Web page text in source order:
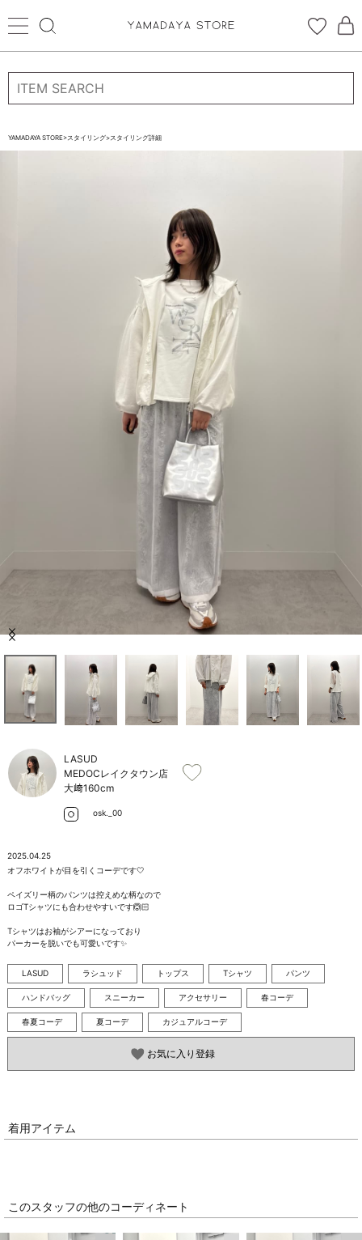
ログイン 新規会員登録
STORE BRAND・LABELから探す
ブランド一覧
ご利用ガイド/ヘルプ
YAMADAYA STORE>スタイリング>スタイリング詳細
Item
LASUD
MEDOCレイクタウン店
大﨑160cm
osk._00
2025.04.25
オフホワイトが目を引くコーデです🤍
ペイズリー柄のパンツは控えめな柄なので
ロゴTシャツにも合わせやすいです🙆🏻
Tシャツはお袖がシアーになっており
パーカーを脱いでも可愛いです✨
LASUD ラシュッド トップス Tシャツ パンツ
ハンドバッグ スニーカー アクセサリー 春コーデ
春夏コーデ 夏コーデ カジュアルコーデ
お気に入り登録
着用アイテム
このスタッフの他のコーディネート